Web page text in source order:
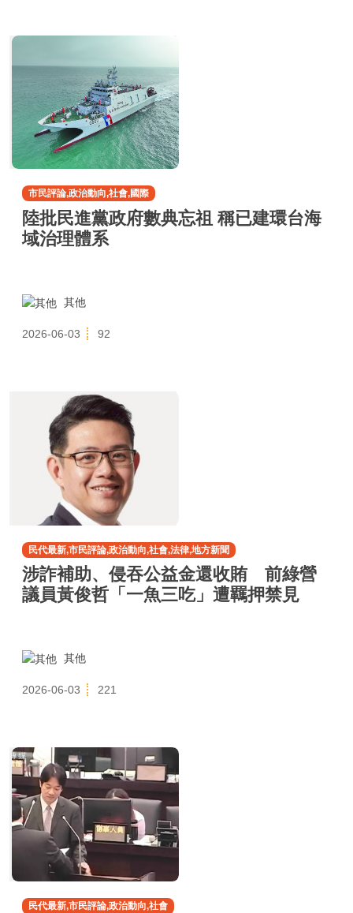
市民評論,政治動向,社會,國際
陸批民進黨政府數典忘祖 稱已建環台海
域治理體系
其他
2026-06-03 92
民代最新,市民評論,政治動向,社會,法律,地方新聞
涉詐補助、侵吞公益金還收賄 前綠營
議員黃俊哲「一魚三吃」遭羈押禁見
其他
2026-06-03 221
民代最新,市民評論,政治動向,社會